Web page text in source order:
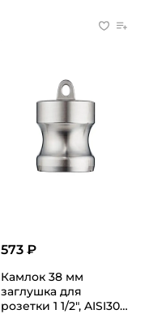
573 ₽
Камлок 38 мм
заглушка для
розетки 1 1/2", AISI304,